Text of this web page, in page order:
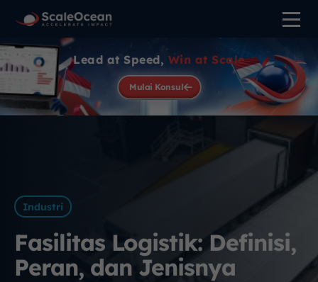
Lead at Speed, Win at Scale
Mulai Konsul
Industri
Fasilitas Logistik: Definisi,
Peran, dan Jenisnya